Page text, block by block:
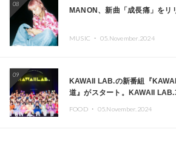
08
MANON、新曲「成長痛」をリ
MUSIC ・ 05.November.2024
09
KAWAII LAB.の新番組『
道』がスタート。KAWAII
FOOD ・ 05.November.2024